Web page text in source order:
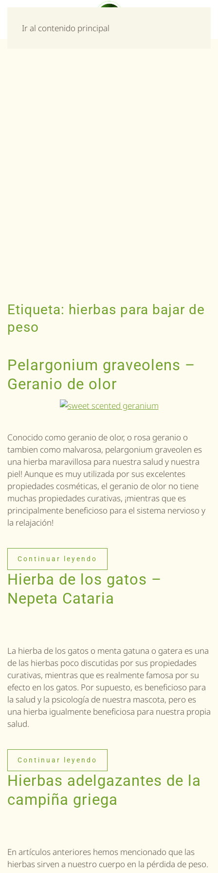
Ir al contenido principal
Etiqueta: hierbas para bajar de
peso
Pelargonium graveolens –
Geranio de olor
Conocido como geranio de olor, o rosa geranio o
tambien como malvarosa, pelargonium graveolen es
una hierba maravillosa para nuestra salud y nuestra
piel! Aunque es muy utilizada por sus excelentes
propiedades cosméticas, el geranio de olor no tiene
muchas propiedades curativas, ¡mientras que es
principalmente beneficioso para el sistema nervioso y
la relajación!
Continuar leyendo
Hierba de los gatos –
Nepeta Cataria
La hierba de los gatos o menta gatuna o gatera es una
de las hierbas poco discutidas por sus propiedades
curativas, mientras que es realmente famosa por su
efecto en los gatos. Por supuesto, es beneficioso para
la salud y la psicología de nuestra mascota, pero es
una hierba igualmente beneficiosa para nuestra propia
salud.
Continuar leyendo
Hierbas adelgazantes de la
campiña griega
En artículos anteriores hemos mencionado que las
hierbas sirven a nuestro cuerpo en la pérdida de peso.